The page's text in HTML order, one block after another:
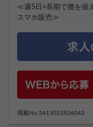
≪週5日×長期で腰を据
スマホ販売≫
掲載No.5413022826043